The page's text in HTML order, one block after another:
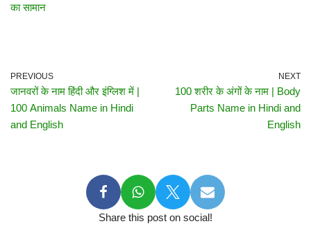
का सामान
PREVIOUS
जानवरों के नाम हिंदी और इंग्लिश में |
100 Animals Name in Hindi
and English
NEXT
100 शरीर के अंगों के नाम | Body
Parts Name in Hindi and
English
Share this post on social!